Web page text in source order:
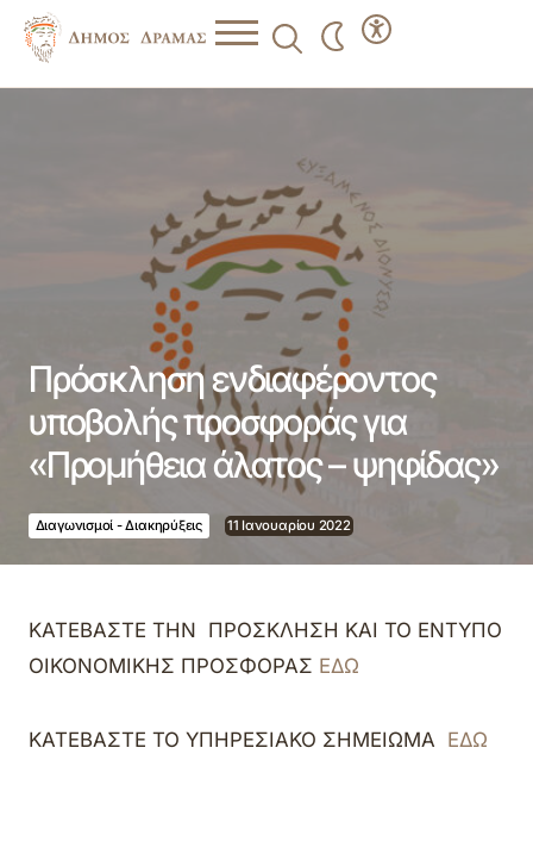
Πρόσκληση ενδιαφέροντος
υποβολής προσφοράς για
«Προμήθεια άλατος – ψηφίδας»
Διαγωνισμοί - Διακηρύξεις 11 Ιανουαρίου 2022
ΚΑΤΕΒΑΣΤΕ ΤΗΝ ΠΡΟΣΚΛΗΣΗ ΚΑΙ ΤΟ ΕΝΤΥΠΟ
ΟΙΚΟΝΟΜΙΚΗΣ ΠΡΟΣΦΟΡΑΣ ΕΔΩ
ΚΑΤΕΒΑΣΤΕ ΤΟ ΥΠΗΡΕΣΙΑΚΟ ΣΗΜΕΙΩΜΑ ΕΔΩ